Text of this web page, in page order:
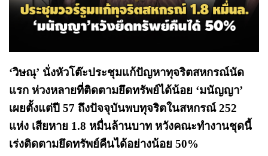
‘วิษณุ’ นั่งหัวโต๊ะประชุมแก้ปัญหาทุจริตสหกรณ์นัด
แรก ห่วงหลายที่ติดตามยึดทรัพย์ได้น้อย ‘มนัญญา’
เผยตั้งแต่ปี 57 ถึงปัจจุบันพบทุจริตในสหกรณ์ 252
แห่ง เสียหาย 1.8 หมื่นล้านบาท หวังคณะทำงานชุดนี้
เร่งติดตามยึดทรัพย์คืนได้อย่างน้อย 50%